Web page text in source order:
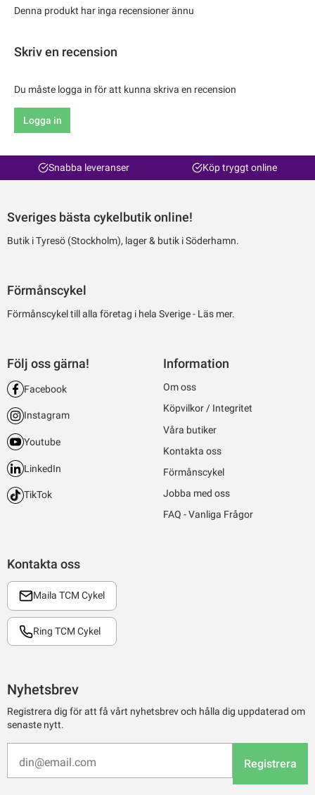
Denna produkt har inga recensioner ännu
Skriv en recension
Du måste logga in för att kunna skriva en recension
Logga in
Snabba leveranser Köp tryggt online
Sveriges bästa cykelbutik online!
Butik i Tyresö (Stockholm), lager & butik i Söderhamn.
Förmånscykel
Förmånscykel till alla företag i hela Sverige - Läs mer.
Kontakta oss
Maila TCM Cykel
Ring TCM Cykel
Följ oss gärna!
Facebook
Instagram
Youtube
LinkedIn
TikTok
Information
Om oss
Köpvilkor / Integritet
Våra butiker
Kontakta oss
Förmånscykel
Jobba med oss
FAQ - Vanliga Frågor
Nyhetsbrev
Registrera dig för att få vårt nyhetsbrev och hålla dig uppdaterad om
senaste nytt.
Registrera